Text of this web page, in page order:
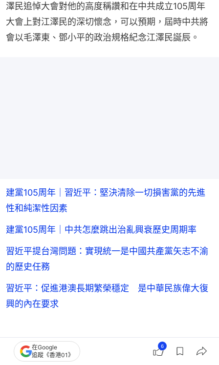
澤民追悼大會對他的高度稱讚和在中共成立105周年
大會上對江澤民的深切懷念，可以預期，屆時中共將
會以毛澤東、鄧小平的政治規格紀念江澤民誕辰。
建黨105周年｜習近平：堅決清除一切損害黨的先進
性和純潔性因素
建黨105周年｜中共怎麼跳出治亂興衰歷史周期率
習近平提台灣問題：實現統一是中國共產黨矢志不渝
的歷史任務
習近平：促進港澳長期繁榮穩定 是中華民族偉大復
興的內在要求
在Google
追蹤《香港01》
6